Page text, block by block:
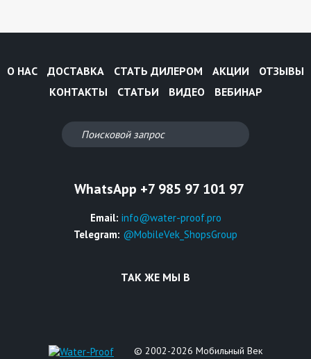
О НАС ДОСТАВКА СТАТЬ ДИЛЕРОМ АКЦИИ
ОТЗЫВЫ
КОНТАКТЫ
СТАТЬИ ВИДЕО ВЕБИНАР
WhatsApp +7 985 97 101 97
Email: info@water-proof.pro
Telegram: @MobileVek_ShopsGroup
ТАК ЖЕ МЫ В
© 2002-2026 Мобильный Век